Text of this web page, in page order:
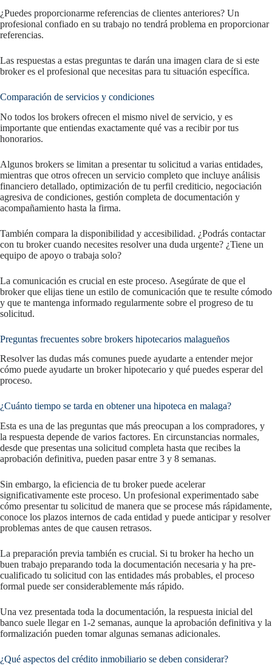
¿Puedes proporcionarme referencias de clientes anteriores? Un
profesional confiado en su trabajo no tendrá problema en proporcionar
referencias.
Las respuestas a estas preguntas te darán una imagen clara de si este
broker es el profesional que necesitas para tu situación específica.
Comparación de servicios y condiciones
No todos los brokers ofrecen el mismo nivel de servicio, y es
importante que entiendas exactamente qué vas a recibir por tus
honorarios.
Algunos brokers se limitan a presentar tu solicitud a varias entidades,
mientras que otros ofrecen un servicio completo que incluye análisis
financiero detallado, optimización de tu perfil crediticio, negociación
agresiva de condiciones, gestión completa de documentación y
acompañamiento hasta la firma.
También compara la disponibilidad y accesibilidad. ¿Podrás contactar
con tu broker cuando necesites resolver una duda urgente? ¿Tiene un
equipo de apoyo o trabaja solo?
La comunicación es crucial en este proceso. Asegúrate de que el
broker que elijas tiene un estilo de comunicación que te resulte cómodo
y que te mantenga informado regularmente sobre el progreso de tu
solicitud.
Preguntas frecuentes sobre brokers hipotecarios malagueños
Resolver las dudas más comunes puede ayudarte a entender mejor
cómo puede ayudarte un broker hipotecario y qué puedes esperar del
proceso.
¿Cuánto tiempo se tarda en obtener una hipoteca en malaga?
Esta es una de las preguntas que más preocupan a los compradores, y
la respuesta depende de varios factores. En circunstancias normales,
desde que presentas una solicitud completa hasta que recibes la
aprobación definitiva, pueden pasar entre 3 y 8 semanas.
Sin embargo, la eficiencia de tu broker puede acelerar
significativamente este proceso. Un profesional experimentado sabe
cómo presentar tu solicitud de manera que se procese más rápidamente,
conoce los plazos internos de cada entidad y puede anticipar y resolver
problemas antes de que causen retrasos.
La preparación previa también es crucial. Si tu broker ha hecho un
buen trabajo preparando toda la documentación necesaria y ha pre-
cualificado tu solicitud con las entidades más probables, el proceso
formal puede ser considerablemente más rápido.
Una vez presentada toda la documentación, la respuesta inicial del
banco suele llegar en 1-2 semanas, aunque la aprobación definitiva y la
formalización pueden tomar algunas semanas adicionales.
¿Qué aspectos del crédito inmobiliario se deben considerar?